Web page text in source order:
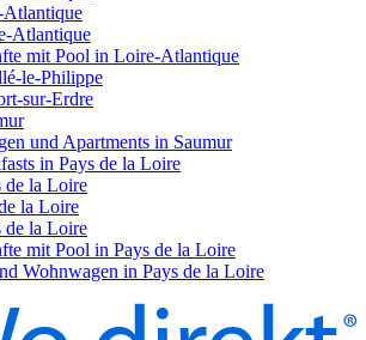
Atlantique
mit Pool in Loire-Atlantique
le-Philippe
sur-Erdre
und Apartments in Saumur
in Pays de la Loire
de la Loire
la Loire
de la Loire
mit Pool in Pays de la Loire
Wohnwagen in Pays de la Loire